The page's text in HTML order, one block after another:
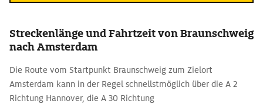
Streckenlänge und Fahrtzeit von Braunschweig
nach Amsterdam
Die Route vom Startpunkt Braunschweig zum Zielort
Amsterdam kann in der Regel schnellstmöglich über die A 2
Richtung Hannover, die A 30 Richtung